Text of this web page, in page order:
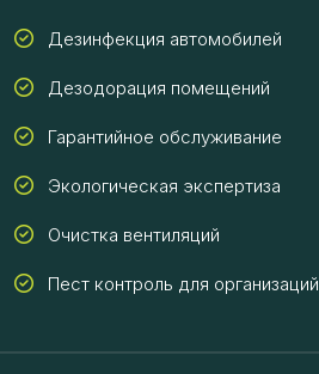
Дезинфекция автомобилей
Дезодорация помещений
Гарантийное обслуживание
Экологическая экспертиза
Очистка вентиляций
Пест контроль для организаций